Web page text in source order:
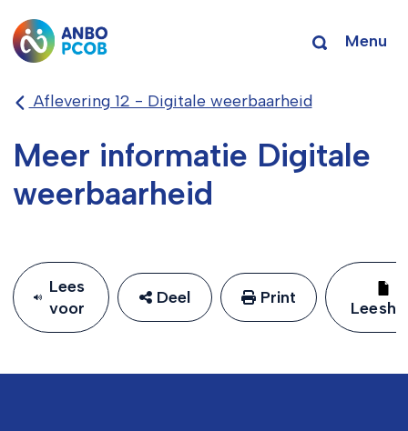
Menu
Aflevering 12 - Digitale weerbaarheid
Meer informatie Digitale
weerbaarheid
Lees
voor
Deel Print